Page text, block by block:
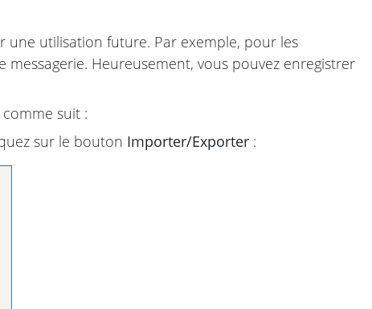
utilisation future. Par exemple, pour les
Heureusement, vous pouvez enregistrer
suit :
sur le bouton Importer/Exporter :